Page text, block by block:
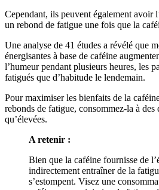
Cependant, ils peuvent également avoir
un rebond de fatigue une fois que la
Une analyse de 41 études a révélé que
énergisantes à base de caféine
l’humeur pendant plusieurs heures, les
fatigués que d’habitude le lendemain.
Pour maximiser les bienfaits de la
rebonds de fatigue, consommez-la à des
qu’élevées.
A retenir :
Bien que la caféine fournisse de
indirectement entraîner de la
s’estompent. Visez une